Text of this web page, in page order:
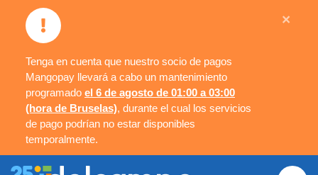
Tenga en cuenta que nuestro socio de pagos
Mangopay llevará a cabo un mantenimiento
programado el 6 de agosto de 01:00 a 03:00
(hora de Bruselas), durante el cual los servicios
de pago podrían no estar disponibles
temporalmente.
×